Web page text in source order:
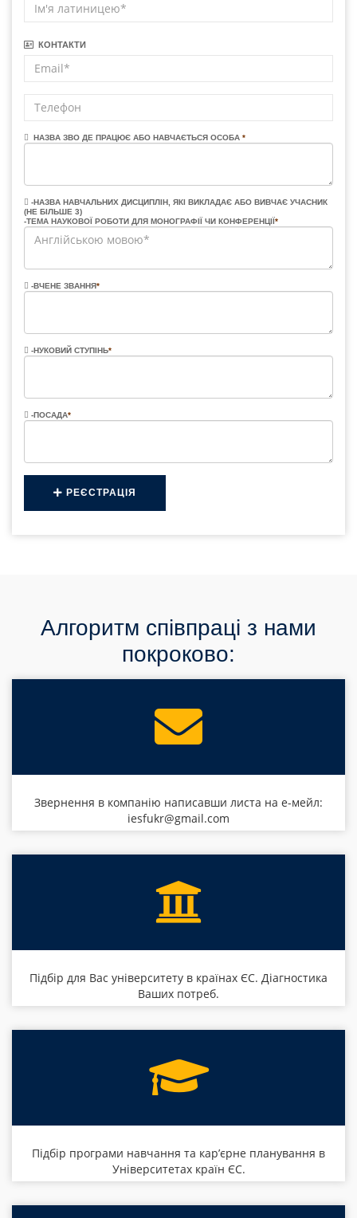
КОНТАКТИ
НАЗВА ЗВО ДЕ ПРАЦЮЄ АБО НАВЧАЄТЬСЯ ОСОБА *
-НАЗВА НАВЧАЛЬНИХ ДИСЦИПЛІН, ЯКІ ВИКЛАДАЄ АБО ВИВЧАЄ УЧАСНИК
(НЕ БІЛЬШЕ 3)
-ТЕМА НАУКОВОЇ РОБОТИ ДЛЯ МОНОГРАФІЇ ЧИ КОНФЕРЕНЦІЇ*
-ВЧЕНЕ ЗВАННЯ*
-НУКОВИЙ СТУПІНЬ*
-ПОСАДА*
РЕЄСТРАЦІЯ
Алгоритм співпраці з нами
покроково:
Звернення в компанію написавши листа на е-мейл:
iesfukr@gmail.com
Підбір для Вас університету в країнах ЄС. Діагностика
Ваших потреб.
Підбір програми навчання та кар’єрне планування в
Університетах країн ЄС.